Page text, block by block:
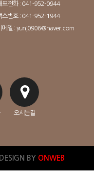
표전화 : 041-952-0944
스번호 : 041-952-1944
메일 : yunj0906@naver.com
오시는길
DESIGN BY ONWEB